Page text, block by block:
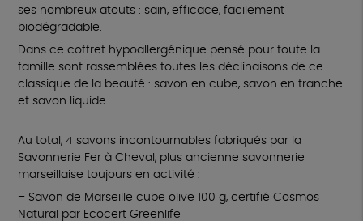
ses nombreux atouts : sain, efficace, facilement
biodégradable.
Dans ce coffret hypoallergénique pensé pour toute la
famille sont rassemblées toutes les déclinaisons de ce
classique de la beauté : savon en cube, savon en tranche
et savon liquide.
Au total, 4 savons incontournables fabriqués par la
Savonnerie Fer à Cheval, plus ancienne savonnerie
marseillaise toujours en activité :
– Savon de Marseille cube olive 100 g, certifié Cosmos
Natural par Ecocert Greenlife